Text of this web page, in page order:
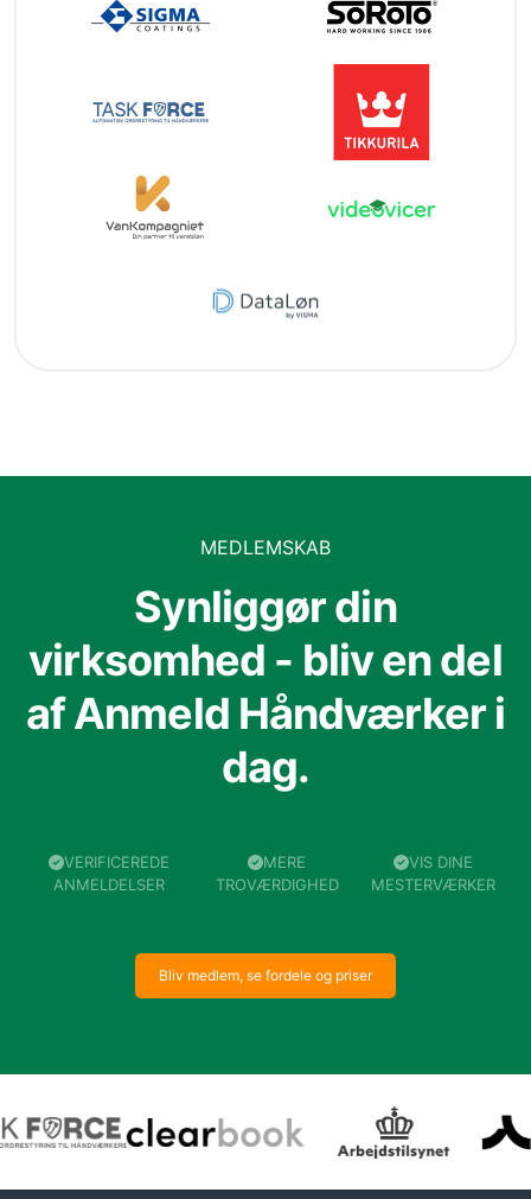
MEDLEMSKAB
Synliggør din
virksomhed - bliv en del
af Anmeld Håndværker i
dag.
VERIFICEREDE
ANMELDELSER
MERE
TROVÆRDIGHED
VIS DINE
MESTERVÆRKER
Bliv medlem, se fordele og priser